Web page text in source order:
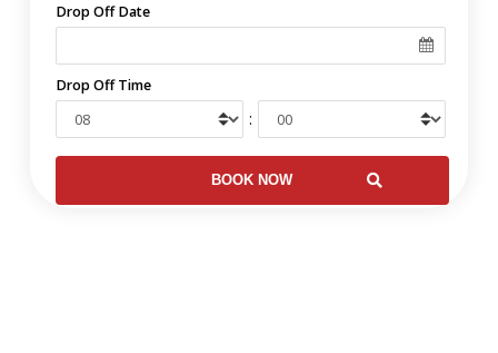
Drop Off Date
Drop Off Time
: